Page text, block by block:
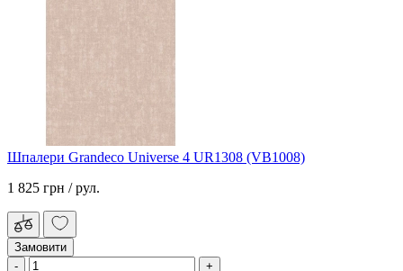
Шпалери Grandeco Universe 4 UR1308 (VB1008)
1 825 грн / рул.
Замовити